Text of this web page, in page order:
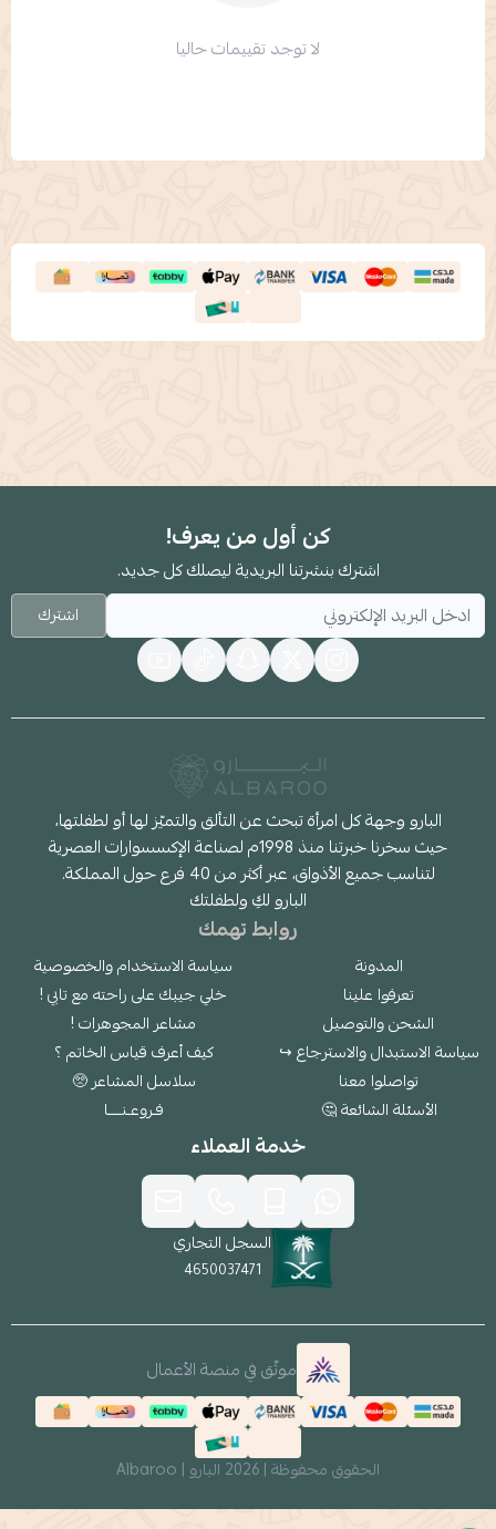
لا توجد تقييمات حاليا
كن أول من يعرف!
اشترك بنشرتنا البريدية ليصلك كل جديد.
اشترك
البارو وجهة كل امرأة تبحث عن التألق والتميّز لها أو لطفلتها،
حيث سخرنا خبرتنا منذ 1998م لصناعة الإكسسوارات العصرية
لتناسب جميع الأذواق، عبر أكثر من 40 فرع حول المملكة.
البارو لكِ ولطفلتك
روابط تهمك
المدونة
تعرفوا علينا
الشحن والتوصيل
سياسة الاستبدال والاسترجاع ↪
تواصلوا معنا
الأسئلة الشائعة 🤔
سياسة الاستخدام والخصوصية
خلي جيبك على راحته مع تابي !
مشاعر المجوهرات !
كيف أعرف قياس الخاتم ؟
سلاسل المشاعر 🥺
فـروعـنــــا
خدمة العملاء
السجل التجاري
4650037471
موثّق في منصة الأعمال
الحقوق محفوظة | 2026 البارو | Albaroo